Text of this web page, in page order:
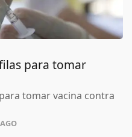
para tomar
tomar vacina contra